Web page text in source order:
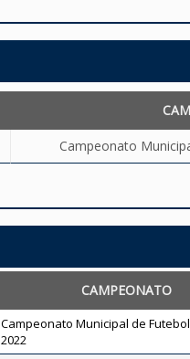
Campeonato
CAMPEONATO
Campeonato Municipal de Futebol
2022